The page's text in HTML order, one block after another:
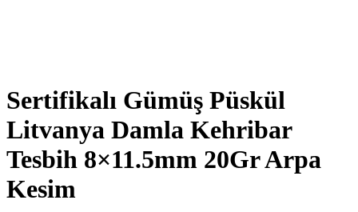
Sertifikalı Gümüş Püskül
Litvanya Damla Kehribar
Tesbih 8×11.5mm 20Gr Arpa
Kesim